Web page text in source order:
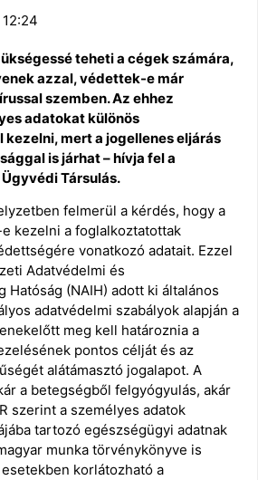
12:24
teheti a cégek számára,
azzal, védettek-e már
szemben. Az ehhez
adatokat különös
mert a jogellenes eljárás
is járhat – hívja fel a
Társulás.
felmerül a kérdés, hogy a
kezelni a foglalkoztatottak
vonatkozó adatait. Ezzel
Adatvédelmi és
Hatóság (NAIH) adott ki általános
adatvédelmi szabályok alapján a
meg kell határoznia a
pontos célját és az
alátámasztó jogalapot. A
a betegségből felgyógyulás, akár
szerint a személyes adatok
tartozó egészségügyi adatnak
munka törvénykönyve is
korlátozható a